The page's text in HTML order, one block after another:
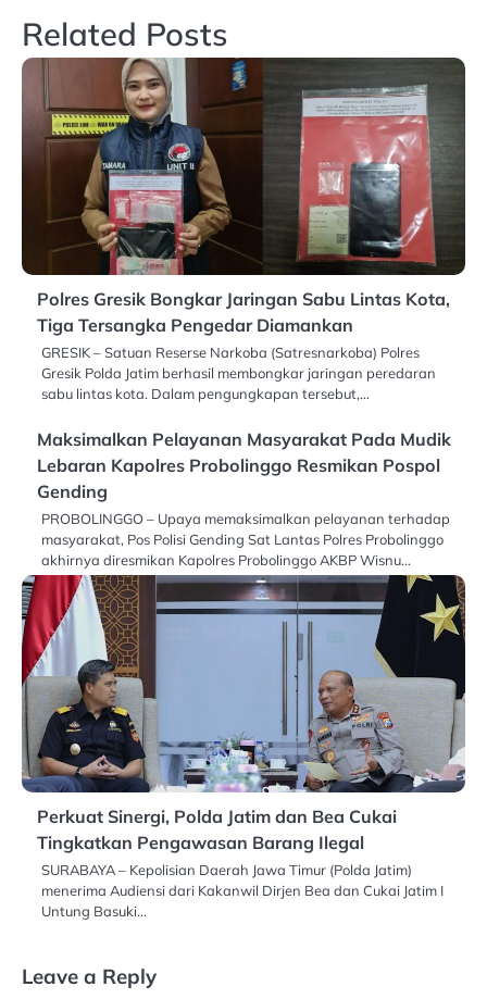
Related Posts
Polres Gresik Bongkar Jaringan Sabu Lintas Kota,
Tiga Tersangka Pengedar Diamankan
GRESIK – Satuan Reserse Narkoba (Satresnarkoba) Polres
Gresik Polda Jatim berhasil membongkar jaringan peredaran
sabu lintas kota. Dalam pengungkapan tersebut,…
Maksimalkan Pelayanan Masyarakat Pada Mudik
Lebaran Kapolres Probolinggo Resmikan Pospol
Gending
PROBOLINGGO – Upaya memaksimalkan pelayanan terhadap
masyarakat, Pos Polisi Gending Sat Lantas Polres Probolinggo
akhirnya diresmikan Kapolres Probolinggo AKBP Wisnu…
Perkuat Sinergi, Polda Jatim dan Bea Cukai
Tingkatkan Pengawasan Barang Ilegal
SURABAYA – Kepolisian Daerah Jawa Timur (Polda Jatim)
menerima Audiensi dari Kakanwil Dirjen Bea dan Cukai Jatim I
Untung Basuki…
Leave a Reply